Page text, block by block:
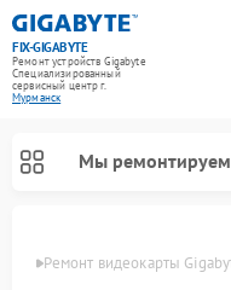
FIX-GIGABYTE
Ремонт устройств Gigabyte
Специализированный
cервисный центр г.
Мурманск
Мы ремонтируем
Ремонт видеокарты